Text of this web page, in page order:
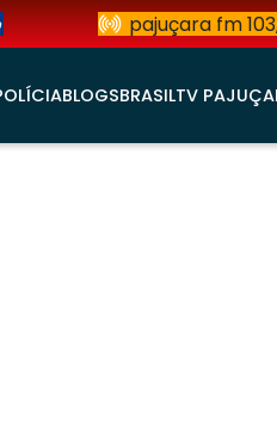
pajuçara fm
BLOGSBRASILTV